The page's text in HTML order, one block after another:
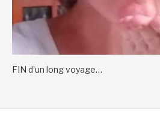
FIN d’un long voyage…